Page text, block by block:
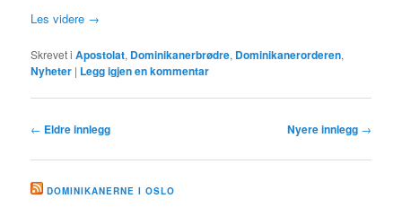
Les videre →
Skrevet i Apostolat, Dominikanerbrødre, Dominikanerorderen,
Nyheter | Legg igjen en kommentar
Innleggsnavigasjon
← Eldre innlegg Nyere innlegg →
DOMINIKANERNE I OSLO